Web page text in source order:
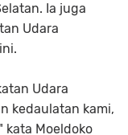
Ia juga
Udara
Udara
kedaulatan kami,
kata Moeldoko